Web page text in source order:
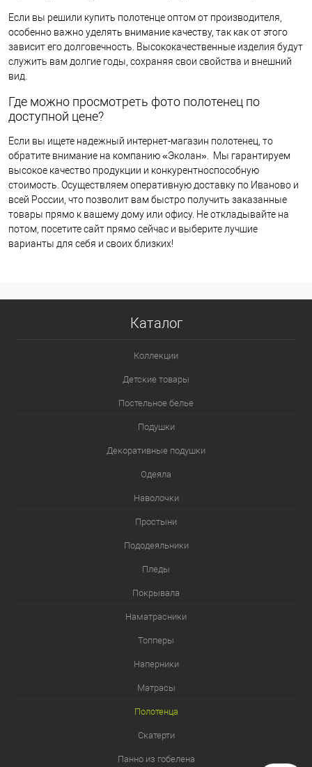
Если вы решили купить полотенце оптом от производителя,
особенно важно уделять внимание качеству, так как от этого
зависит его долговечность. Высококачественные изделия будут
служить вам долгие годы, сохраняя свои свойства и внешний
вид.
Где можно просмотреть фото полотенец по
доступной цене?
Если вы ищете надежный интернет-магазин полотенец, то
обратите внимание на компанию «Эколан». Мы гарантируем
высокое качество продукции и конкурентноспособную
стоимость. Осуществляем оперативную доставку по Иваново и
всей России, что позволит вам быстро получить заказанные
товары прямо к вашему дому или офису. Не откладывайте на
потом, посетите сайт прямо сейчас и выберите лучшие
варианты для себя и своих близких!
Каталог
Коллекции
Детские товары
Постельное белье
Подушки
Декоративные подушки
Одеяла
Наволочки
Простыни
Пододеяльники
Пледы
Покрывала
Наматрасники
Топперы
Наперники
Матрасы
Полотенца
Скатерти
Панно из гобелена